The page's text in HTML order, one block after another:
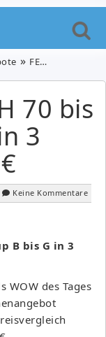
FELINA SPORT BH 70 bis 100 Cup B bis G in 3 Farben für 19,99€
70 bis
3
Keine Kommentare
B bis G in 3
WOW des Tages